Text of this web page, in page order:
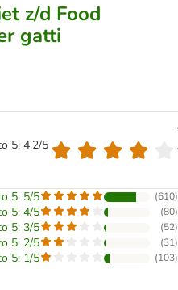
z/d Food
gatti
5: 4.2/5
5: 5/5 (610)
5: 4/5 (80)
5: 3/5 (52)
5: 2/5 (31)
5: 1/5 (103)